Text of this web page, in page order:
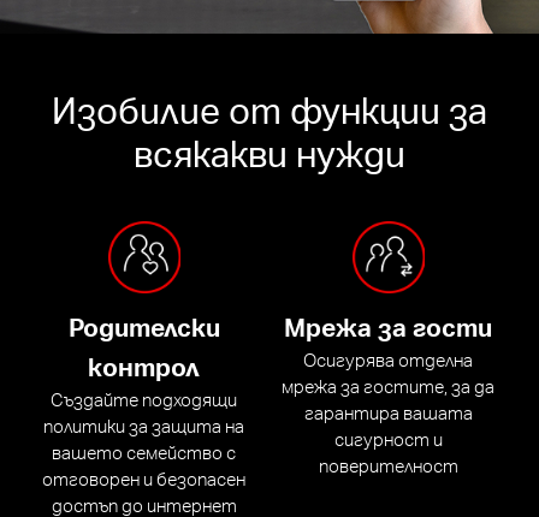
Изобилие от функции за
всякакви нужди
Родителски
контрол
Създайте подходящи
политики за защита на
вашето семейство с
отговорен и безопасен
достъп до интернет
Мрежа за гости
Осигурява отделна
мрежа за гостите, за да
гарантира вашата
сигурност и
поверителност